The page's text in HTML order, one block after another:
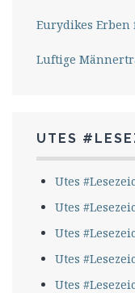
Eurydikes
Luftige
UTES
Utes
Utes
Utes
Utes
Utes